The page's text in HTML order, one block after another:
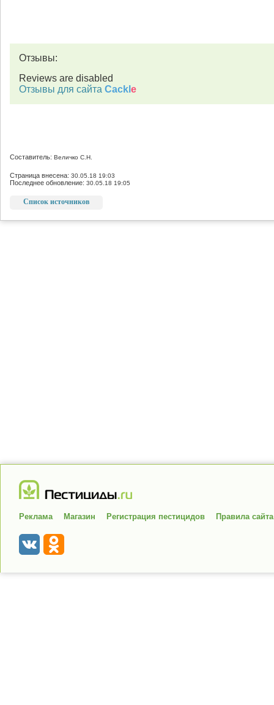
Отзывы:
Reviews are disabled
Отзывы для сайта Cackl e
Составитель: Величко С.Н.
Страница внесена: 30.05.18 19:03
Последнее обновление: 30.05.18 19:05
Список источников
Реклама Магазин Регистрация пестицидов Правила сайта